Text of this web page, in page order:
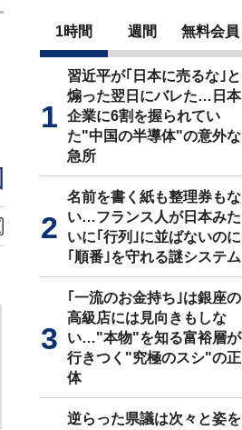
1時間 週間 無料会員
習近平が｢日本に売るな｣と
煽った翌日にバレた…日本
企業に6割を握られてい
た"中国の半導体"の意外な
急所
名前を書く紙も整理券もな
い…フランス人が日本みた
いに｢行列｣に並ばないのに
｢順番｣を守れる謎システム
｢一流のお金持ち｣は銀座の
高級店には見向きもしな
い…"本物"を知る富裕層が
行きつく"究極のスシ"の正
体
逆らった県議は次々と姿を